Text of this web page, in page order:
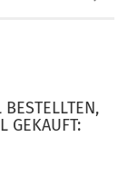
GEKAUFT: